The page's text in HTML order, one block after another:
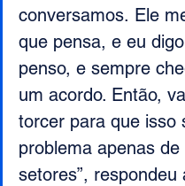
conversamos. Ele
que pensa, e eu
penso, e sempre
um acordo. Então,
torcer para que isso
problema apenas
setores”, respondeu